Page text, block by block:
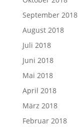
September 2018
August 2018
Juli 2018
Juni 2018
Mai 2018
April 2018
März 2018
Februar 2018